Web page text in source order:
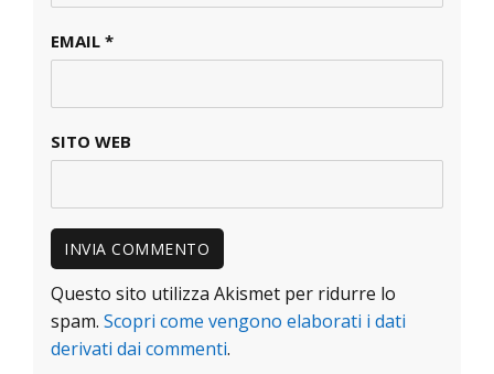
EMAIL *
SITO WEB
Questo sito utilizza Akismet per ridurre lo
spam. Scopri come vengono elaborati i dati
derivati dai commenti.